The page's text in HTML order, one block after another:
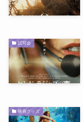
試写会
映画グッズ